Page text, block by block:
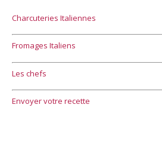
Charcuteries Italiennes
Fromages Italiens
Les chefs
Envoyer votre recette